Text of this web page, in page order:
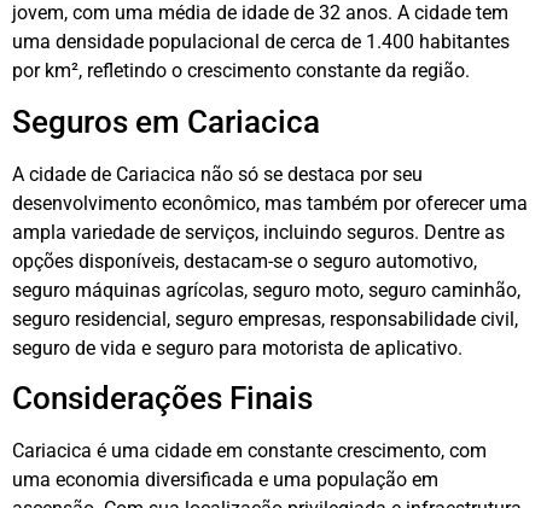
jovem, com uma média de idade de 32 anos. A cidade tem
uma densidade populacional de cerca de 1.400 habitantes
por km², refletindo o crescimento constante da região.
Seguros em Cariacica
A cidade de Cariacica não só se destaca por seu
desenvolvimento econômico, mas também por oferecer uma
ampla variedade de serviços, incluindo seguros. Dentre as
opções disponíveis, destacam-se o seguro automotivo,
seguro máquinas agrícolas, seguro moto, seguro caminhão,
seguro residencial, seguro empresas, responsabilidade civil,
seguro de vida e seguro para motorista de aplicativo.
Considerações Finais
Cariacica é uma cidade em constante crescimento, com
uma economia diversificada e uma população em